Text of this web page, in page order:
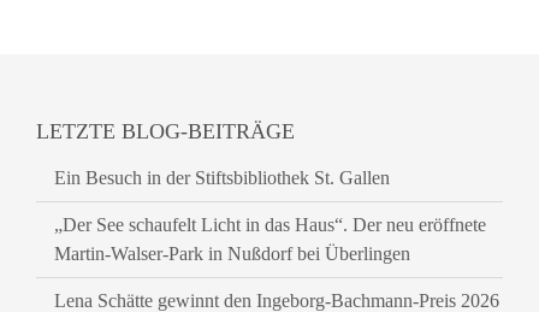
LETZTE BLOG-BEITRÄGE
Ein Besuch in der Stiftsbibliothek St. Gallen
„Der See schaufelt Licht in das Haus“. Der neu eröffnete
Martin-Walser-Park in Nußdorf bei Überlingen
Lena Schätte gewinnt den Ingeborg-Bachmann-Preis 2026